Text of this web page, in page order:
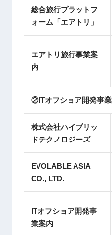
総合旅行プラットフ
ォーム「エアトリ」
エアトリ旅行事業案
内
②ITオフショア開発事業
株式会社ハイブリッ
ドテクノロジーズ
EVOLABLE ASIA
CO., LTD.
ITオフショア開発事
業案内